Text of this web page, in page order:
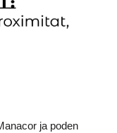
ja poden